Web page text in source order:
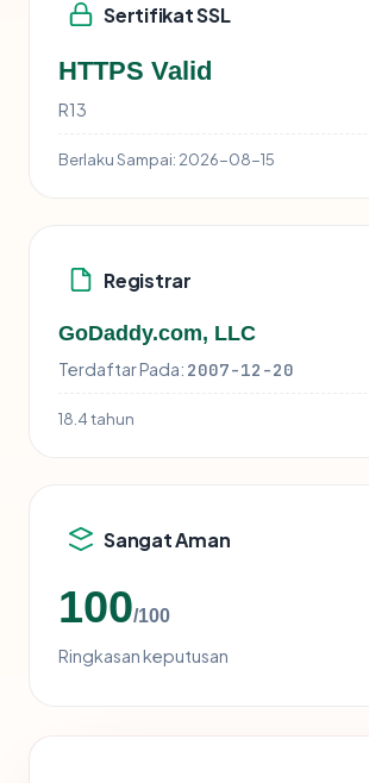
Sertifikat SSL
HTTPS Valid
R13
Berlaku Sampai: 2026-08-15
Registrar
GoDaddy.com, LLC
Terdaftar Pada: 2007-12-20
18.4 tahun
Sangat Aman
100/100
Ringkasan keputusan